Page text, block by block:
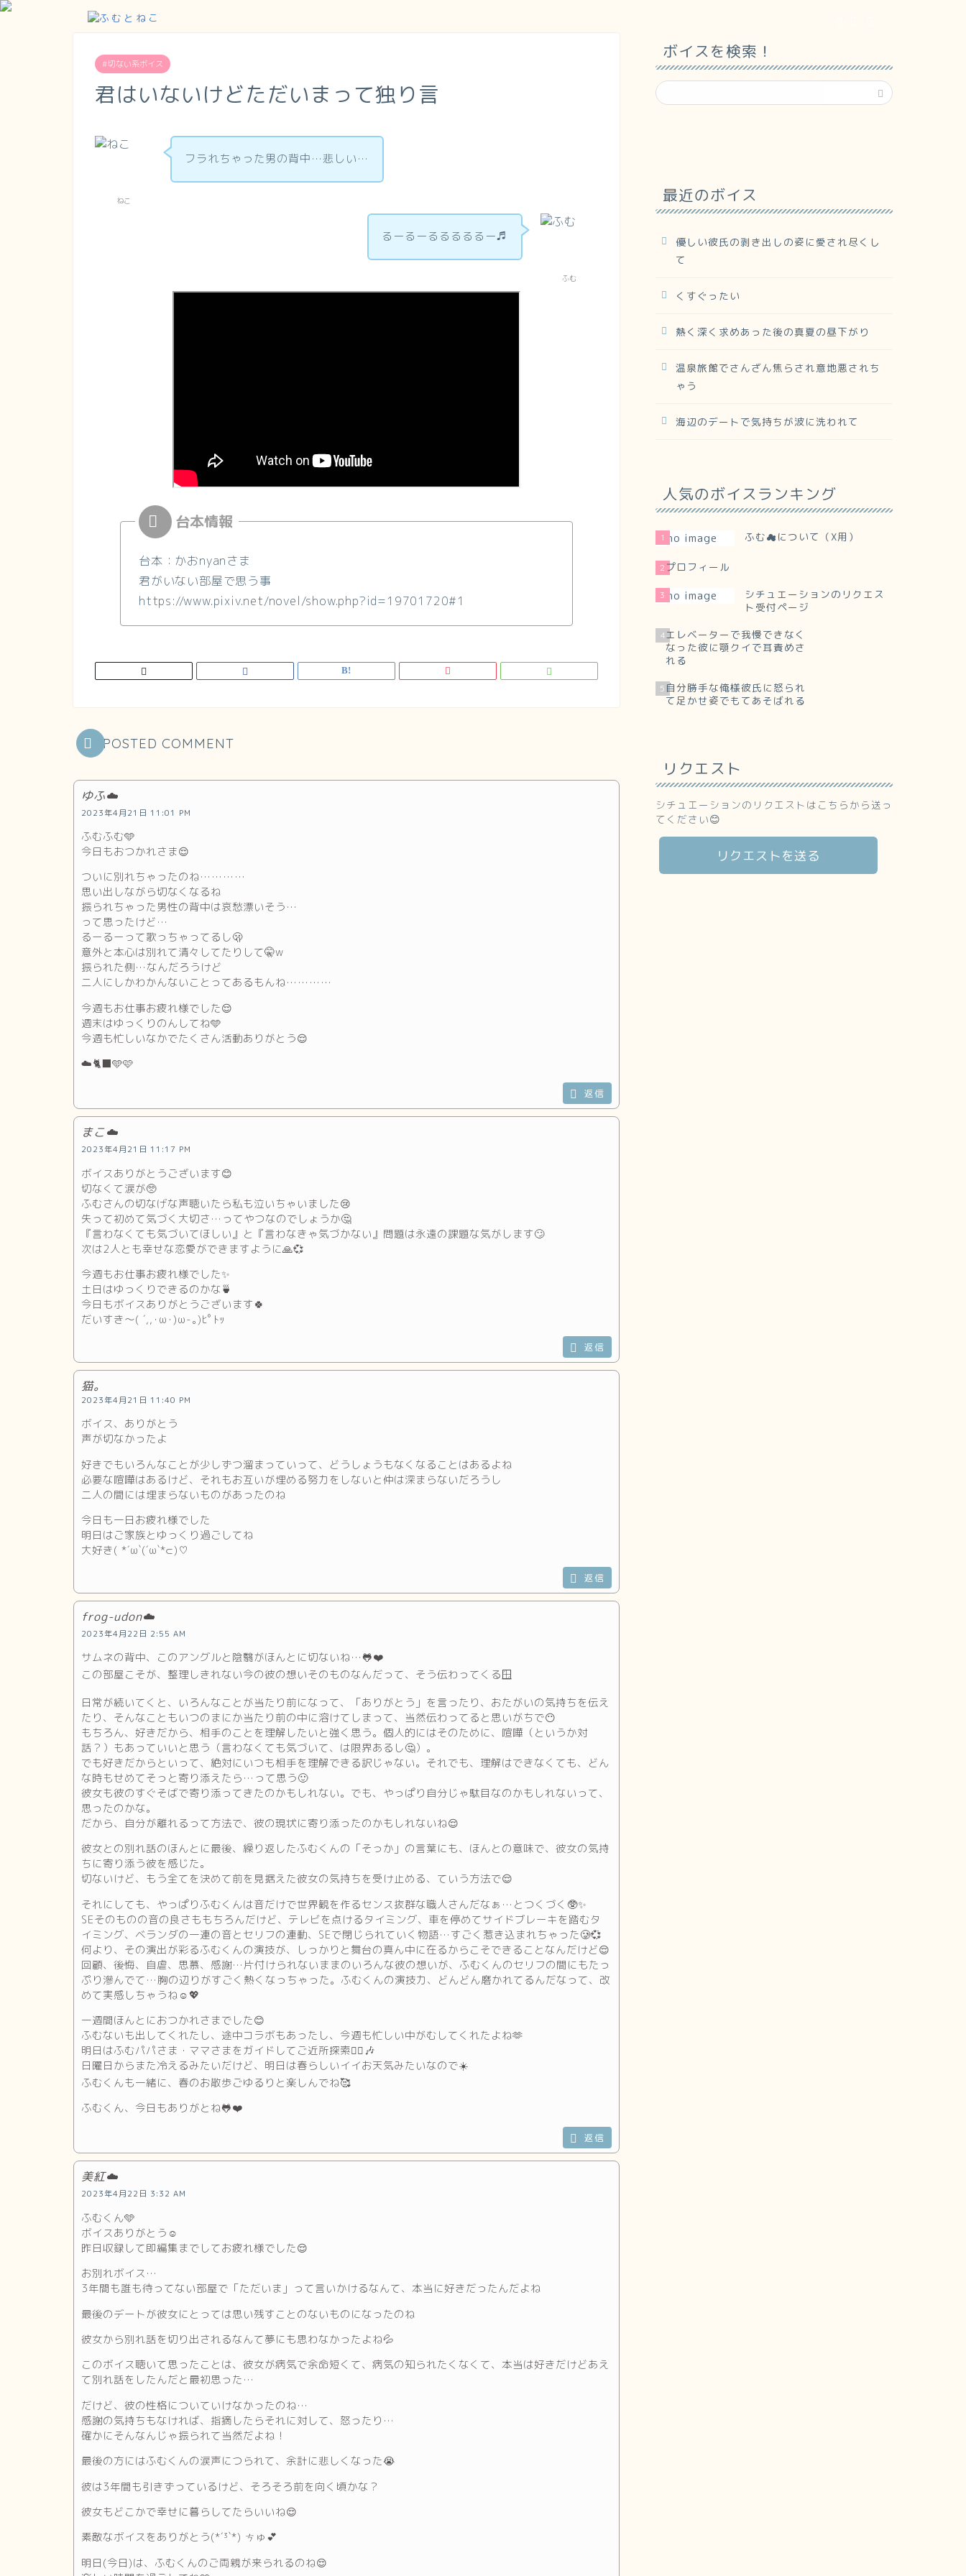
#切ない系ボイス
君はいないけどただいまって独り言
ねこ
フラれちゃった男の背中…悲しい…
ふむ
るーるーるるるるるー♬
台本：かおnyanさま
君がいない部屋で思う事
https://www.pixiv.net/novel/show.php?id=19701720#1
POSTED COMMENT
ゆふ☁️
2023年4月21日 11:01 PM
ふむふむ🩵
今日もおつかれさま😌
ついに別れちゃったのね…………
思い出しながら切なくなるね
振られちゃった男性の背中は哀愁漂いそう…
って思ったけど…
るーるーって歌っちゃってるし🫢
意外と本心は別れて清々してたりして🤫w
振られた側…なんだろうけど
二人にしかわかんないことってあるもんね…………
今週もお仕事お疲れ様でした😌
週末はゆっくりのんしてね🩵
今週も忙しいなかでたくさん活動ありがとう😌
☁️🐈‍⬛🩵🩷
返信
まこ☁️
2023年4月21日 11:17 PM
ボイスありがとうございます😊
切なくて涙が🥺
ふむさんの切なげな声聴いたら私も泣いちゃいました😢
失って初めて気づく大切さ…ってやつなのでしょうか🤔
『言わなくても気づいてほしい』と『言わなきゃ気づかない』問題は永遠の課題な気がします🙄
次は2人とも幸せな恋愛ができますように🙏💞
今週もお仕事お疲れ様でした✨️
土日はゆっくりできるのかな🍵
今日もボイスありがとうございます🍀
だいすき〜( ´,,･ω･)ω-｡)ﾋﾟﾄｯ
返信
猫。
2023年4月21日 11:40 PM
ボイス、ありがとう
声が切なかったよ
好きでもいろんなことが少しずつ溜まっていって、どうしょうもなくなることはあるよね
必要な喧嘩はあるけど、それもお互いが埋める努力をしないと仲は深まらないだろうし
二人の間には埋まらないものがあったのね
今日も一日お疲れ様でした
明日はご家族とゆっくり過ごしてね
大好き( *´ω`(´ω`*⊂)♡
返信
frog-udon☁️
2023年4月22日 2:55 AM
サムネの背中、このアングルと陰翳がほんとに切ないね…🐸❤️
この部屋こそが、整理しきれない今の彼の想いそのものなんだって、そう伝わってくる🪟
日常が続いてくと、いろんなことが当たり前になって、「ありがとう」を言ったり、おたがいの気持ちを伝え
たり、そんなこともいつのまにか当たり前の中に溶けてしまって、当然伝わってると思いがちで😶
もちろん、好きだから、相手のことを理解したいと強く思う。個人的にはそのために、喧嘩（というか対
話？）もあっていいと思う（言わなくても気づいて、は限界あるし🤔）。
でも好きだからといって、絶対にいつも相手を理解できる訳じゃない。それでも、理解はできなくても、どん
な時もせめてそっと寄り添えたら…って思う🙂
彼女も彼のすぐそばで寄り添ってきたのかもしれない。でも、やっぱり自分じゃ駄目なのかもしれないって、
思ったのかな。
だから、自分が離れるって方法で、彼の現状に寄り添ったのかもしれないね😌
彼女との別れ話のほんとに最後、繰り返したふむくんの「そっか」の言葉にも、ほんとの意味で、彼女の気持
ちに寄り添う彼を感じた。
切ないけど、もう全てを決めて前を見据えた彼女の気持ちを受け止める、ていう方法で😌
それにしても、やっぱりふむくんは音だけで世界観を作るセンス抜群な職人さんだなぁ…とつくづく🥸✨️
SEそのものの音の良さももちろんだけど、テレビを点けるタイミング、車を停めてサイドブレーキを踏むタ
イミング、ベランダの一連の音とセリフの連動、SEで閉じられていく物語…すごく惹き込まれちゃった🥲💞
何より、その演出が彩るふむくんの演技が、しっかりと舞台の真ん中に在るからこそできることなんだけど😌
回顧、後悔、自虐、思慕、感謝…片付けられないままのいろんな彼の想いが、ふむくんのセリフの間にもたっ
ぷり滲んでて…胸の辺りがすごく熱くなっちゃった️。ふむくんの演技力、どんどん磨かれてるんだなって、改
めて実感しちゃうね☺️💖
一週間ほんとにおつかれさまでした😊
ふむないも出してくれたし、途中コラボもあったし、今週も忙しい中がむしてくれたよね︎🫶
明日はふむパパさま・ママさまをガイドしてご近所探索💁‍♂️🎶
日曜日からまた冷えるみたいだけど、明日は春らしいイイお天気みたいなので☀️
ふむくんも一緒に、春のお散歩ごゆるりと楽しんでね🥰
ふむくん、今日もありがとね🐸❤️
返信
美紅☁️
2023年4月22日 3:32 AM
ふむくん🩵
ボイスありがとう☺️
昨日収録して即編集までしてお疲れ様でした😌
お別れボイス…
3年間も誰も待ってない部屋で「ただいま」って言いかけるなんて、本当に好きだったんだよね
最後のデートが彼女にとっては思い残すことのないものになったのね
彼女から別れ話を切り出されるなんて夢にも思わなかったよね💦
このボイス聴いて思ったことは、彼女が病気で余命短くて、病気の知られたくなくて、本当は好きだけどあえ
て別れ話をしたんだと最初思った…
だけど、彼の性格についていけなかったのね…
感謝の気持ちもなければ、指摘したらそれに対して、怒ったり…
確かにそんなんじゃ振られて当然だよね！
最後の方にはふむくんの涙声につられて、余計に悲しくなった😭
彼は3年間も引きずっているけど、そろそろ前を向く頃かな？
彼女もどこかで幸せに暮らしてたらいいね😌
素敵なボイスをありがとう(*´³`*) ㄘゅ💕
明日(今日)は、ふむくんのご両親が来られるのね😌
ボイスを検索！
最近のボイス
優しい彼氏の剥き出しの姿に愛され尽くし
て
くすぐったい
熱く深く求めあった後の真夏の昼下がり
温泉旅館でさんざん焦らされ意地悪されち
ゃう
海辺のデートで気持ちが波に洗われて
人気のボイスランキング
1 ふむ☁について（X用）
2 プロフィール
3
シチュエーションのリクエス
ト受付ページ
4エレベーターで我慢できなく
なった彼に顎クイで耳責めさ
れる
5 自分勝手な俺様彼氏に怒られ
て足かせ姿でもてあそばれる
リクエスト
シチュエーションのリクエストはこちらから送っ
てください😊
リクエストを送る